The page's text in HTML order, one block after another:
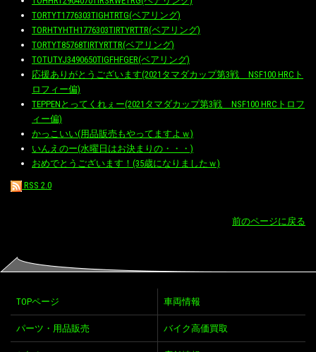
TORTYT1776303TIGHTRTG(ベアリング)
TORHTYHTH1776303TIRTYRTTR(ベアリング)
TORTYT85768TIRTYRTTR(ベアリング)
TOTUTYJ3490650TIGFHFGER(ベアリング)
応援ありがとうございます(2021タマダカップ第3戦 NSF100 HRCト
ロフィー偏)
TEPPENとってくれぇー(2021タマダカップ第3戦 NSF100 HRCトロフ
ィー偏)
かっこいい(用品販売もやってますよｗ)
いんえのー(水曜日はお決まりの・・・)
おめでとうございます！(35歳になりましたｗ)
RSS 2.0
前のページに戻る
TOPページ 車両情報
パーツ・用品販売 バイク高価買取